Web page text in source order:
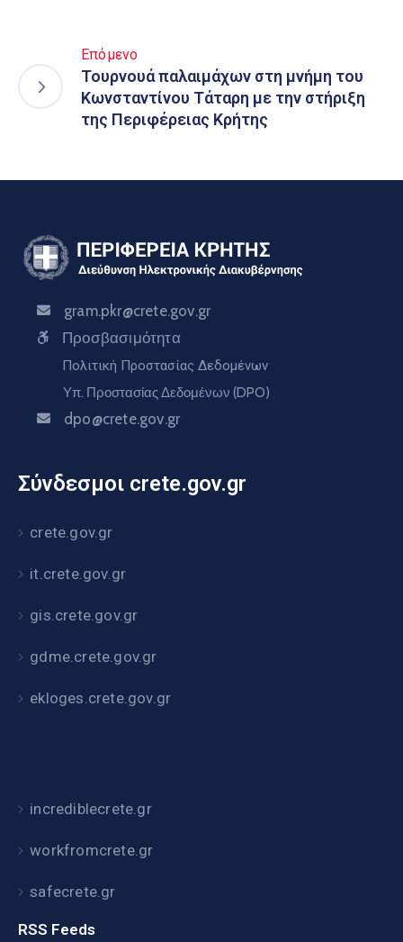
Επόμενο
Τουρνουά παλαιμάχων στη μνήμη του
Κωνσταντίνου Τάταρη με την στήριξη
της Περιφέρειας Κρήτης
gram.pkr@crete.gov.gr
Προσβασιμότητα
Πολιτική Προστασίας Δεδομένων
Υπ. Προστασίας Δεδομένων (DPO)
dpo@crete.gov.gr
Σύνδεσμοι crete.gov.gr
crete.gov.gr
it.crete.gov.gr
gis.crete.gov.gr
gdme.crete.gov.gr
ekloges.crete.gov.gr
incrediblecrete.gr
workfromcrete.gr
safecrete.gr
RSS Feeds